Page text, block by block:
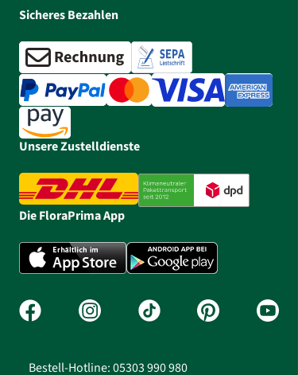
Sicheres Bezahlen
Unsere Zustelldienste
Die FloraPrima App
Bestell-Hotline: 05303 990 980